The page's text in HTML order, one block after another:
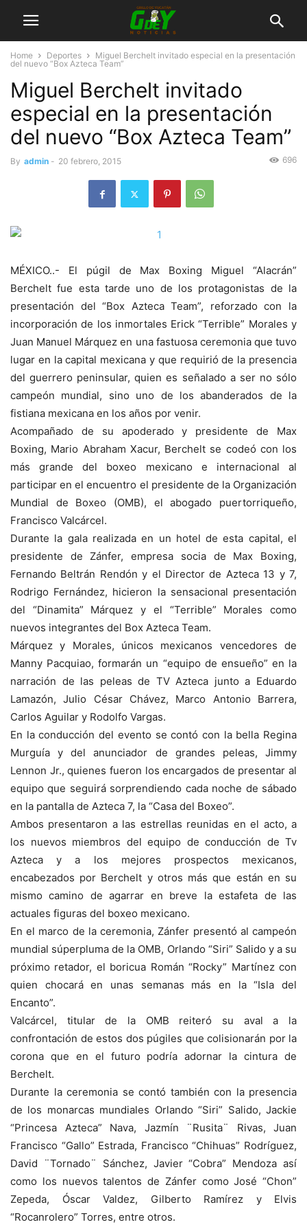
Home Deportes
Miguel Berchelt invitado especial en la presentación
del nuevo “Box Azteca Team”
Miguel Berchelt invitado
especial en la presentación
del nuevo “Box Azteca Team”
By admin - 20 febrero, 2015 696
MÉXICO..- El púgil de Max Boxing Miguel “Alacrán”
Berchelt fue esta tarde uno de los protagonistas de la
presentación del “Box Azteca Team”, reforzado con la
incorporación de los inmortales Erick “Terrible” Morales y
Juan Manuel Márquez en una fastuosa ceremonia que tuvo
lugar en la capital mexicana y que requirió de la presencia
del guerrero peninsular, quien es señalado a ser no sólo
campeón mundial, sino uno de los abanderados de la
fistiana mexicana en los años por venir.
Acompañado de su apoderado y presidente de Max
Boxing, Mario Abraham Xacur, Berchelt se codeó con los
más grande del boxeo mexicano e internacional al
participar en el encuentro el presidente de la Organización
Mundial de Boxeo (OMB), el abogado puertorriqueño,
Francisco Valcárcel.
Durante la gala realizada en un hotel de esta capital, el
presidente de Zánfer, empresa socia de Max Boxing,
Fernando Beltrán Rendón y el Director de Azteca 13 y 7,
Rodrigo Fernández, hicieron la sensacional presentación
del “Dinamita” Márquez y el “Terrible” Morales como
nuevos integrantes del Box Azteca Team.
Márquez y Morales, únicos mexicanos vencedores de
Manny Pacquiao, formarán un “equipo de ensueño” en la
narración de las peleas de TV Azteca junto a Eduardo
Lamazón, Julio César Chávez, Marco Antonio Barrera,
Carlos Aguilar y Rodolfo Vargas.
En la conducción del evento se contó con la bella Regina
Murguía y del anunciador de grandes peleas, Jimmy
Lennon Jr., quienes fueron los encargados de presentar al
equipo que seguirá sorprendiendo cada noche de sábado
en la pantalla de Azteca 7, la “Casa del Boxeo”.
Ambos presentaron a las estrellas reunidas en el acto, a
los nuevos miembros del equipo de conducción de Tv
Azteca y a los mejores prospectos mexicanos,
encabezados por Berchelt y otros más que están en su
mismo camino de agarrar en breve la estafeta de las
actuales figuras del boxeo mexicano.
En el marco de la ceremonia, Zánfer presentó al campeón
mundial súperpluma de la OMB, Orlando “Siri” Salido y a su
próximo retador, el boricua Román “Rocky” Martínez con
quien chocará en unas semanas más en la “Isla del
Encanto”.
Valcárcel, titular de la OMB reiteró su aval a la
confrontación de estos dos púgiles que colisionarán por la
corona que en el futuro podría adornar la cintura de
Berchelt.
Durante la ceremonia se contó también con la presencia
de los monarcas mundiales Orlando “Siri” Salido, Jackie
“Princesa Azteca” Nava, Jazmín ¨Rusita¨ Rivas, Juan
Francisco “Gallo” Estrada, Francisco “Chihuas” Rodríguez,
David ¨Tornado¨ Sánchez, Javier “Cobra” Mendoza así
como los nuevos talentos de Zánfer como José “Chon”
Zepeda, Óscar Valdez, Gilberto Ramírez y Elvis
“Rocanrolero” Torres, entre otros.